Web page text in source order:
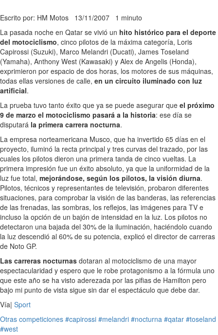
Escrito por: HM Motos 13/11/2007 1 minuto
La pasada noche en Qatar se vivió un hito histórico para el deporte
del motociclismo, cinco pilotos de la máxima categoría, Loris
Capirossi (Suzuki), Marco Melandri (Ducati), James Toseland
(Yamaha), Anthony West (Kawasaki) y Alex de Angelis (Honda),
exprimieron por espacio de dos horas, los motores de sus máquinas,
todas ellas versiones de calle, en un circuito iluminado con luz
artificial.
La prueba tuvo tanto éxito que ya se puede asegurar que el próximo
9 de marzo el motociclismo pasará a la historia: ese día se
disputará la primera carrera nocturna.
La empresa norteamericana Musco, que ha invertido 65 días en el
proyecto, iluminó la recta principal y tres curvas del trazado, por las
cuales los pilotos dieron una primera tanda de cinco vueltas. La
primera impresión fue un éxito absoluto, ya que la uniformidad de la
luz fue total, mejorándose, según los pilotos, la visión diurna.
Pilotos, técnicos y representantes de televisión, probaron diferentes
situaciones, para comprobar la visión de las banderas, las referencias
de las frenadas, las sombras, los reflejos, las imágenes para TV e
incluso la opción de un bajón de intensidad en la luz. Los pilotos no
detectaron una bajada del 30% de la iluminación, haciéndolo cuando
la luz descendió al 60% de su potencia, explicó el director de carreras
de Noto GP.
Las carreras nocturnas dotaran al motociclismo de una mayor
espectacularidad y espero que le robe protagonismo a la fórmula uno
que este año se ha visto aderezada por las pifias de Hamilton pero
bajo mi punto de vista sigue sin dar el espectáculo que debe dar.
Vía| Sport
Otras competiciones #capirossi #melandri #nocturna #qatar #toseland
#west